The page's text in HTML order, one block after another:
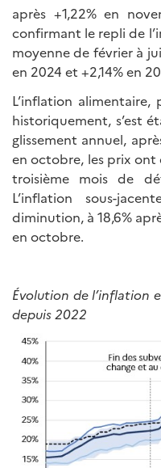
après +1,22% en
confirmant le repli de
moyenne de février à
en 2024 et +2,14% en
L’inflation
historiquement, s’est
glissement annuel,
en octobre, les prix ont
troisième mois de
L’inflation sous-
diminution, à 18,6%
en octobre.
Évolution de l’inflation
depuis 2022